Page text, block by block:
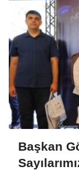
Başkan